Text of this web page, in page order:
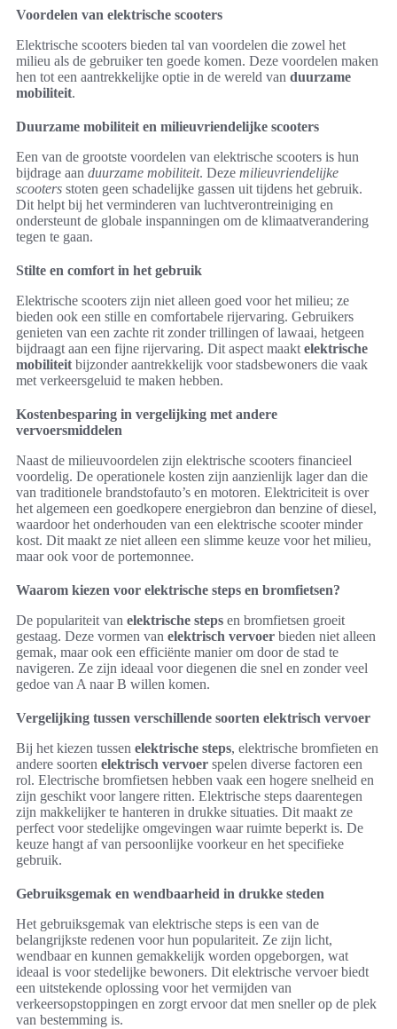
Voordelen van elektrische scooters
Elektrische scooters bieden tal van voordelen die zowel het
milieu als de gebruiker ten goede komen. Deze voordelen maken
hen tot een aantrekkelijke optie in de wereld van duurzame
mobiliteit.
Duurzame mobiliteit en milieuvriendelijke scooters
Een van de grootste voordelen van elektrische scooters is hun
bijdrage aan duurzame mobiliteit. Deze milieuvriendelijke
scooters stoten geen schadelijke gassen uit tijdens het gebruik.
Dit helpt bij het verminderen van luchtverontreiniging en
ondersteunt de globale inspanningen om de klimaatverandering
tegen te gaan.
Stilte en comfort in het gebruik
Elektrische scooters zijn niet alleen goed voor het milieu; ze
bieden ook een stille en comfortabele rijervaring. Gebruikers
genieten van een zachte rit zonder trillingen of lawaai, hetgeen
bijdraagt aan een fijne rijervaring. Dit aspect maakt elektrische
mobiliteit bijzonder aantrekkelijk voor stadsbewoners die vaak
met verkeersgeluid te maken hebben.
Kostenbesparing in vergelijking met andere
vervoersmiddelen
Naast de milieuvoordelen zijn elektrische scooters financieel
voordelig. De operationele kosten zijn aanzienlijk lager dan die
van traditionele brandstofauto’s en motoren. Elektriciteit is over
het algemeen een goedkopere energiebron dan benzine of diesel,
waardoor het onderhouden van een elektrische scooter minder
kost. Dit maakt ze niet alleen een slimme keuze voor het milieu,
maar ook voor de portemonnee.
Waarom kiezen voor elektrische steps en bromfietsen?
De populariteit van elektrische steps en bromfietsen groeit
gestaag. Deze vormen van elektrisch vervoer bieden niet alleen
gemak, maar ook een efficiënte manier om door de stad te
navigeren. Ze zijn ideaal voor diegenen die snel en zonder veel
gedoe van A naar B willen komen.
Vergelijking tussen verschillende soorten elektrisch vervoer
Bij het kiezen tussen elektrische steps, elektrische bromfieten en
andere soorten elektrisch vervoer spelen diverse factoren een
rol. Electrische bromfietsen hebben vaak een hogere snelheid en
zijn geschikt voor langere ritten. Elektrische steps daarentegen
zijn makkelijker te hanteren in drukke situaties. Dit maakt ze
perfect voor stedelijke omgevingen waar ruimte beperkt is. De
keuze hangt af van persoonlijke voorkeur en het specifieke
gebruik.
Gebruiksgemak en wendbaarheid in drukke steden
Het gebruiksgemak van elektrische steps is een van de
belangrijkste redenen voor hun populariteit. Ze zijn licht,
wendbaar en kunnen gemakkelijk worden opgeborgen, wat
ideaal is voor stedelijke bewoners. Dit elektrische vervoer biedt
een uitstekende oplossing voor het vermijden van
verkeersopstoppingen en zorgt ervoor dat men sneller op de plek
van bestemming is.